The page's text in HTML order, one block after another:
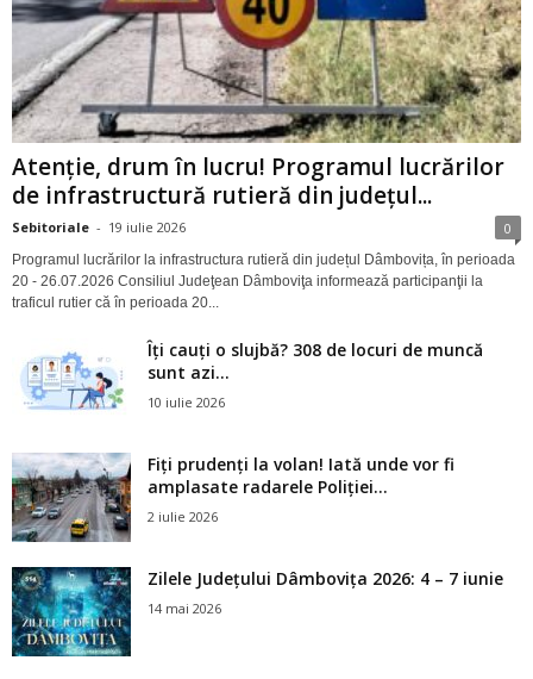
Atenție, drum în lucru! Programul lucrărilor
de infrastructură rutieră din județul...
Sebitoriale - 19 iulie 2026 0
Programul lucrărilor la infrastructura rutieră din județul Dâmbovița, în perioada
20 - 26.07.2026 Consiliul Judeţean Dâmboviţa informează participanţii la
traficul rutier că în perioada 20...
Îți cauți o slujbă? 308 de locuri de muncă
sunt azi...
10 iulie 2026
Fiți prudenți la volan! Iată unde vor fi
amplasate radarele Poliției...
2 iulie 2026
Zilele Județului Dâmbovița 2026: 4 – 7 iunie
14 mai 2026